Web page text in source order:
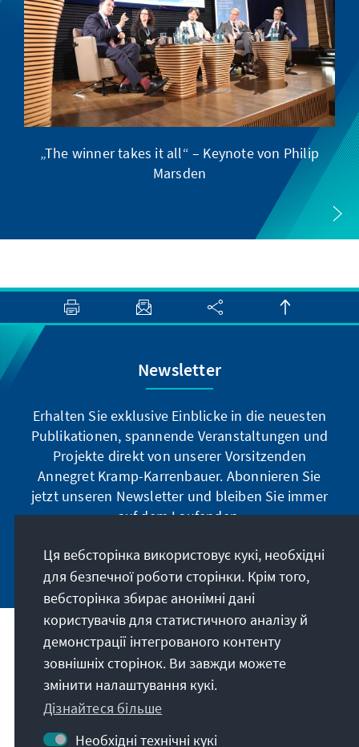
„The winner takes it all“ – Keynote von Philip
Marsden
Newsletter
Erhalten Sie exklusive Einblicke in die neuesten
Publikationen, spannende Veranstaltungen und
Projekte direkt von unserer Vorsitzenden
Annegret Kramp-Karrenbauer. Abonnieren Sie
jetzt unseren Newsletter und bleiben Sie immer
auf dem Laufenden.
Jetzt abonnieren
Наше покликання
Контакт
Подальші пропозиції від фонду
Ця вебсторінка використовує кукі, необхідні
для безпечної роботи сторінки. Крім того,
вебсторінка збирає анонімні дані
користувачів для статистичного аналізу й
демонстрації інтегрованого контенту
зовнішніх сторінок. Ви завжди можете
змінити налаштування кукі.
Дізнайтеся більше
Необхідні технічні кукі